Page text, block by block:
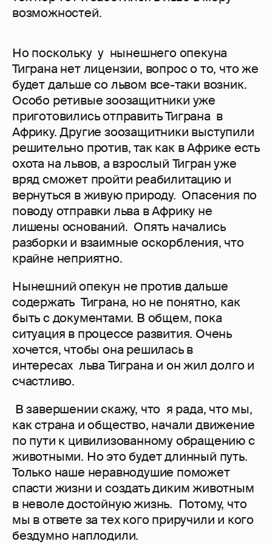
возможностей.
Но поскольку у нынешнего опекуна
Тиграна нет лицензии, вопрос о то, что же
будет дальше со львом все-таки возник.
Особо ретивые зоозащитники уже
приготовились отправить Тиграна в
Африку. Другие зоозащитники выступили
решительно против, так как в Африке есть
охота на львов, а взрослый Тигран уже
вряд сможет пройти реабилитацию и
вернуться в живую природу. Опасения по
поводу отправки льва в Африку не
лишены оснований. Опять начались
разборки и взаимные оскорбления, что
крайне неприятно.
Нынешний опекун не против дальше
содержать Тиграна, но не понятно, как
быть с документами. В общем, пока
ситуация в процессе развития. Очень
хочется, чтобы она решилась в
интересах льва Тиграна и он жил долго и
счастливо.
В завершении скажу, что я рада, что мы,
как страна и общество, начали движение
по пути к цивилизованному обращению с
животными. Но это будет длинный путь.
Только наше неравнодушие поможет
спасти жизни и создать диким животным
в неволе достойную жизнь. Потому, что
мы в ответе за тех кого приручили и кого
бездумно наплодили.